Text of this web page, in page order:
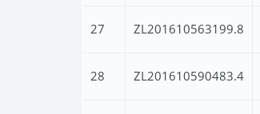
27 ZL201610563199.8
28 ZL201610590483.4